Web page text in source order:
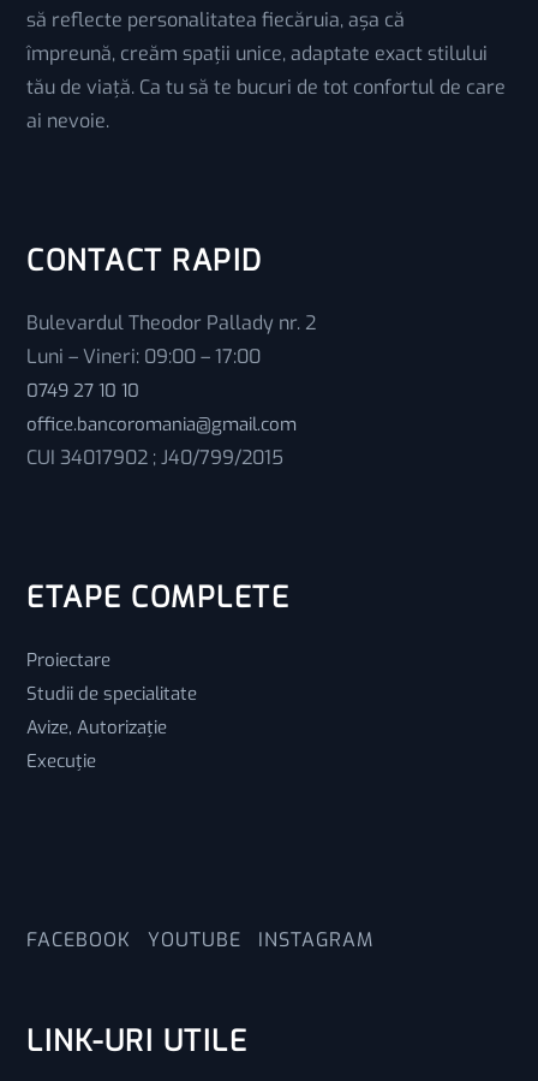
să reflecte personalitatea fiecăruia, așa că
împreună, creăm spații unice, adaptate exact stilului
tău de viață. Ca tu să te bucuri de tot confortul de care
ai nevoie.
CONTACT RAPID
Bulevardul Theodor Pallady nr. 2
Luni – Vineri: 09:00 – 17:00
0749 27 10 10
office.bancoromania@gmail.com
CUI 34017902 ; J40/799/2015
ETAPE COMPLETE
Proiectare
Studii de specialitate
Avize, Autorizație
Execuție
FACEBOOK YOUTUBE INSTAGRAM
LINK-URI UTILE